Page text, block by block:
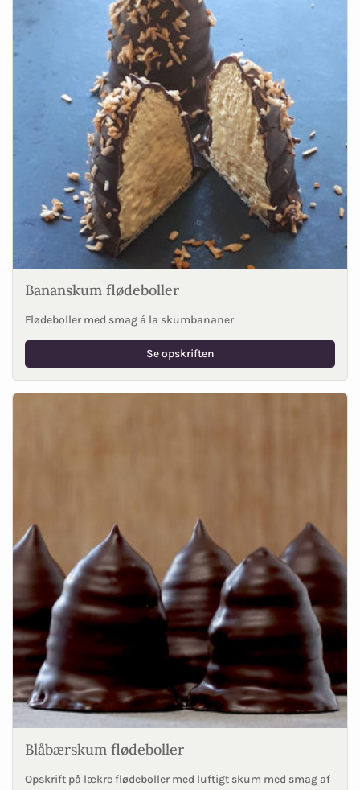
Bananskum flødeboller
Flødeboller med smag á la skumbananer
Se opskriften
Blåbærskum flødeboller
Opskrift på lækre flødeboller med luftigt skum med smag af